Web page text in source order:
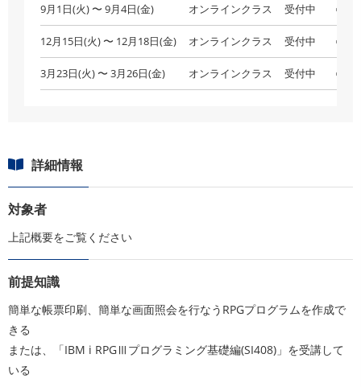
9月1日(火) 〜 9月4日(金) オンラインクラス 受付中 ○空
12月15日(火) 〜 12月18日(金) オンラインクラス 受付中 ○空
3月23日(火) 〜 3月26日(金) オンラインクラス 受付中 ○空
詳細情報
対象者
上記概要をご覧ください
前提知識
簡単な帳票印刷、簡単な画面照会を行なうRPGプログラムを作成で
きる
または、「IBM i RPGⅢプログラミング基礎編(SI408)」を受講して
いる